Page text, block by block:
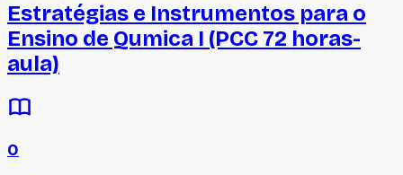
Estratégias e Instrumentos para o
Ensino de Qumica I (PCC 72 horas-
aula)
0